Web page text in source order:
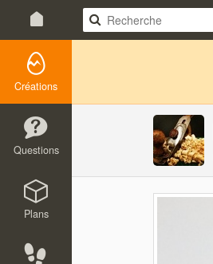
Créations
Questions
Plans